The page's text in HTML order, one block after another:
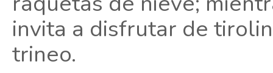
invita a disfrutar de
trineo.